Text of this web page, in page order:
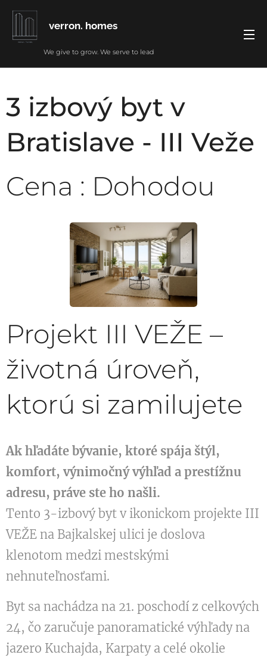
verron. homes
We give to grow. We serve to lead
3 izbový byt v
Bratislave - III Veže
Cena : Dohodou
Projekt III VEŽE –
životná úroveň,
ktorú si zamilujete
Ak hľadáte bývanie, ktoré spája štýl,
komfort, výnimočný výhľad a prestížnu
adresu, práve ste ho našli.
Tento 3-izbový byt v ikonickom projekte III
VEŽE na Bajkalskej ulici je doslova
klenotom medzi mestskými
nehnuteľnosťami.
Byt sa nachádza na 21. poschodí z celkových
24, čo zaručuje panoramatické výhľady na
jazero Kuchajda, Karpaty a celé okolie